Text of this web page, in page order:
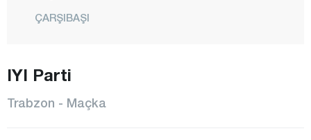
ÇARŞIBAŞI
IYI Parti
Trabzon - Maçka